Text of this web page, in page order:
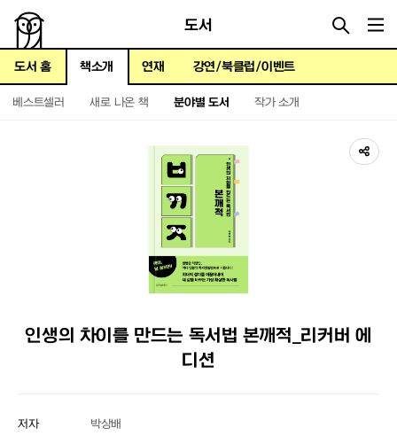
도서
도서 홈 책소개 연재 강연/북클럽/이벤트
베스트셀러 새로 나온 책 분야별 도서 작가 소개
인생의 차이를 만드는 독서법 본깨적_리커버 에
디션
저자 박상배